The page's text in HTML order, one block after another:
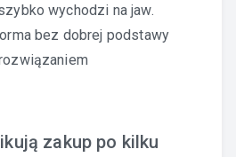
wychodzi na jaw.
bez dobrej podstawy
zakup po kilku